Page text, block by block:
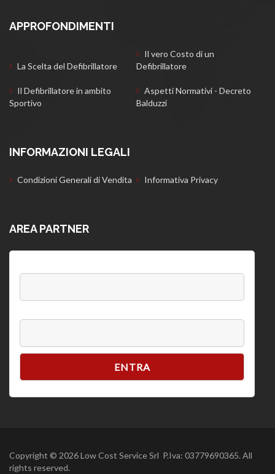
APPROFONDIMENTI
La Scelta del Defibrillatore
Il vero Costo di un
Defibrillatore
Il Defibrillatore in ambito
Sportivo
Aspetti Normativi - Decreto
Balduzzi
INFORMAZIONI LEGALI
Condizioni Generali di Vendita Informativa Privacy
AREA PARTNER
Copyright © 2026 Low Cost Service Srl P.Iva: 03779690365. All
rights reserved.